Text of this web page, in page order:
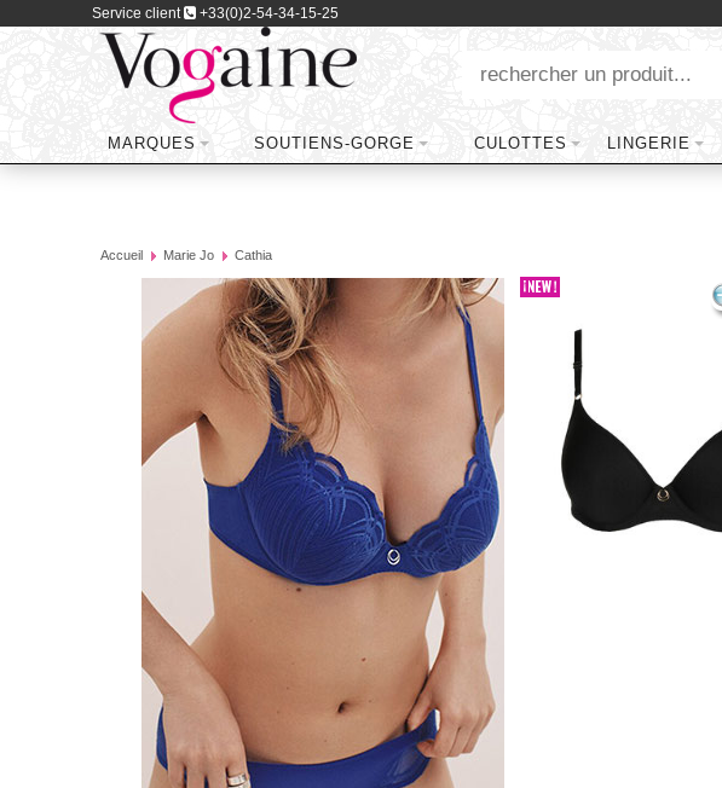
Service client +33(0)2-54-34-15-25
MARQUES SOUTIENS-GORGE CULOTTES LINGERIE
Accueil Marie Jo Cathia